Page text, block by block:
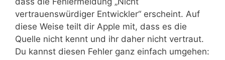
vertrauenswürdiger Entwickler“ erscheint. Auf
diese Weise teilt dir Apple mit, dass es die
Quelle nicht kennt und ihr daher nicht vertraut.
Du kannst diesen Fehler ganz einfach umgehen: